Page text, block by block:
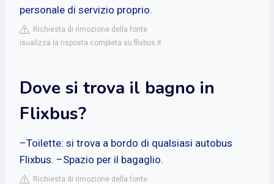
personale di servizio proprio.
Richiesta di rimozione della fonte
isualizza la risposta completa su flixbus.it
Dove si trova il bagno in
Flixbus?
–Toilette: si trova a bordo di qualsiasi autobus
Flixbus. –Spazio per il bagaglio.
Richiesta di rimozione della fonte